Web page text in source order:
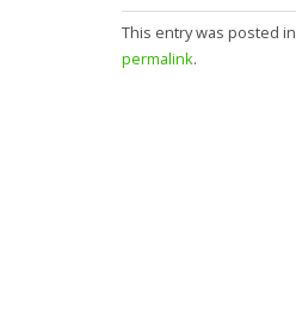
This entry was posted in
permalink.